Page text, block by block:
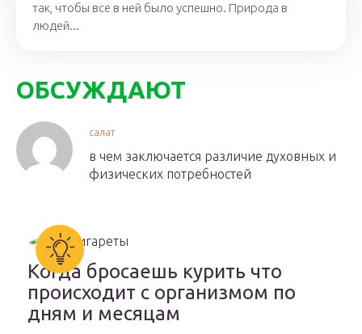
так, чтобы все в ней было успешно. Природа в
людей...
ОБСУЖДАЮТ
салат
в чем заключается различие духовных и
физических потребностей
Когда бросаешь курить что
происходит с организмом по
дням и месяцам